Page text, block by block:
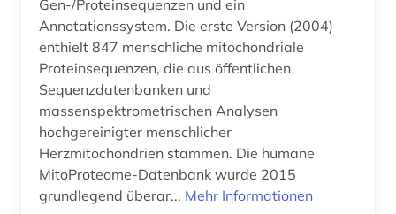
Theologie und Religionswissenschaften (0)
Werkstoffwissenschaften und
Fertigungstechnik (0)
Wirtschaft JKU (0)
Wirtschaftswissenschaften (0)
Wissenschaftskunde, Forschung, Hochschul-,
Gen-/Proteinsequenzen und ein
Annotationssystem. Die erste Version (2004)
enthielt 847 menschliche mitochondriale
Proteinsequenzen, die aus öffentlichen
Sequenzdatenbanken und
massenspektrometrischen Analysen
hochgereinigter menschlicher
Herzmitochondrien stammen. Die humane
MitoProteome-Datenbank wurde 2015
grundlegend überar... Mehr Informationen